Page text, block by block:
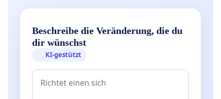
Beschreibe die Veränderung, die du
dir wünschst
KI-gestützt